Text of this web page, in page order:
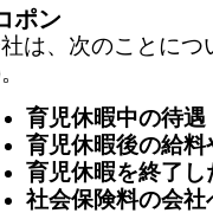
ポン
は、次のことにつ
育児休暇中の待遇
育児休暇後の給
育児休暇を終了
社会保険料の会